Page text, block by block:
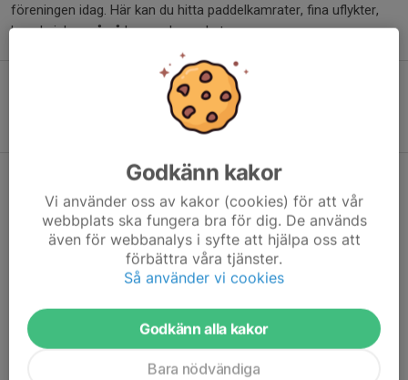
föreningen idag. Här kan du hitta paddelkamrater, fina uflykter,
hyra kajaker, gå på kurs och mycket mer.
Här kan du läsa om årets turer
Tapas eller gourmet – du väljer
Premiär för havskajaks prylforum
21 maj, 11:30
0 kommentarer
Börjar paddelprylarna bli för många där hemma? Kanske är det
någon annan som kan ha den för stora jackan, de trånga
handskarna eller som behöver tält och stormkök?
Läs mer
Godkänn kakor
Vi använder oss av kakor (cookies) för att vår
webbplats ska fungera bra för dig. De används
även för webbanalys i syfte att hjälpa oss att
förbättra våra tjänster.
Så använder vi cookies
Godkänn alla kakor
Bara nödvändiga